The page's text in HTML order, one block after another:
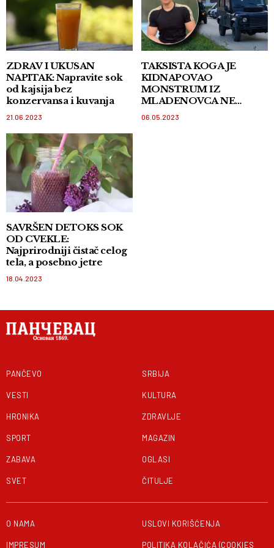
ZDRAV I UKUSAN
NAPITAK: Napravite sok
od kajsija bez
konzervansa i kuvanja
21.06.2023
TAKSISTA KOGA JE
KIDNAPOVAO
MONSTRUM IZ
MLADENOVCA NE
PROGOVARA! Tražio je
da ga niko ništa ne pita jer
06.05.2023
SAVRŠEN DETOKS SOK
OD CVEKLE:
Najprirodniji čistač celog
tela, a posebno jetre
18.04.2023
PANČEVO
VESTI
HRONIKA
SPORT
ZABAVA
SVET
SRBIJA
KULTURA
ZDRAVLJE
MAGAZIN
OGLASI
ČITULJE
O NAMA
IMPRESUM
USLOVI KORIŠĆENJA
POLITIKA KOLAČIĆA (COOKIES